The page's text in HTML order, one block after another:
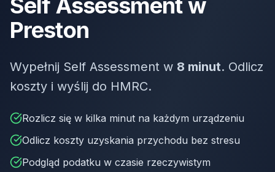
Self Assessment w
Preston
Wypełnij Self Assessment w 8 minut. Odlicz
koszty i wyślij do HMRC.
Rozlicz się w kilka minut na każdym urządzeniu
Odlicz koszty uzyskania przychodu bez stresu
Podgląd podatku w czasie rzeczywistym